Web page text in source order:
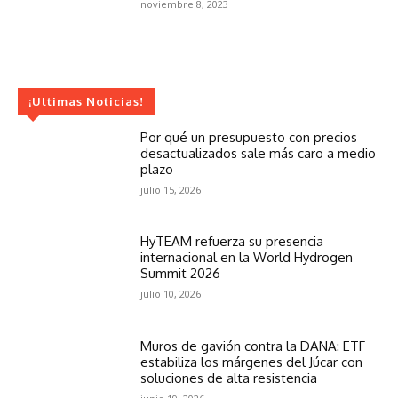
noviembre 8, 2023
¡Ultimas Noticias!
Por qué un presupuesto con precios
desactualizados sale más caro a medio
plazo
julio 15, 2026
HyTEAM refuerza su presencia
internacional en la World Hydrogen
Summit 2026
julio 10, 2026
Muros de gavión contra la DANA: ETF
estabiliza los márgenes del Júcar con
soluciones de alta resistencia